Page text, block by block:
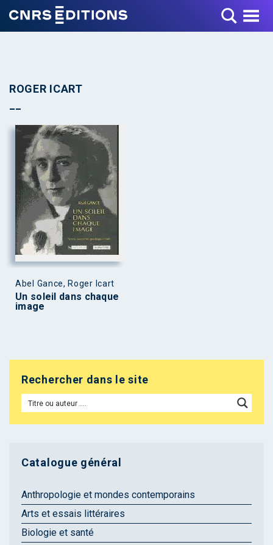
Toggle Menu
ROGER ICART
Abel Gance, Roger Icart
Un soleil dans chaque
image
Rechercher dans le site
Catalogue général
Anthropologie et mondes contemporains
Arts et essais littéraires
Biologie et santé